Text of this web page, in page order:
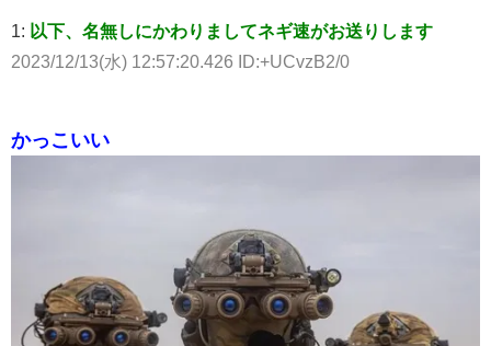
1: 以下、名無しにかわりましてネギ速がお送りします
2023/12/13(水) 12:57:20.426 ID:+UCvzB2/0
かっこいい